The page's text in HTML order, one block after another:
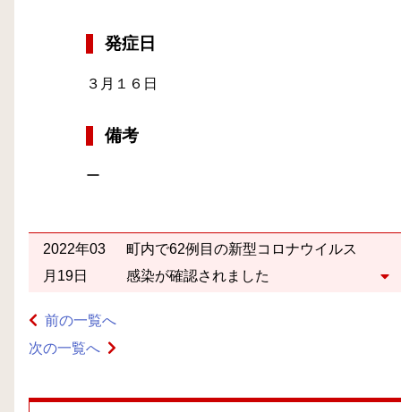
発症日
３月１６日
備考
ー
2022年03
月19日
町内で62例目の新型コロナウイルス
感染が確認されました
前の一覧へ
次の一覧へ